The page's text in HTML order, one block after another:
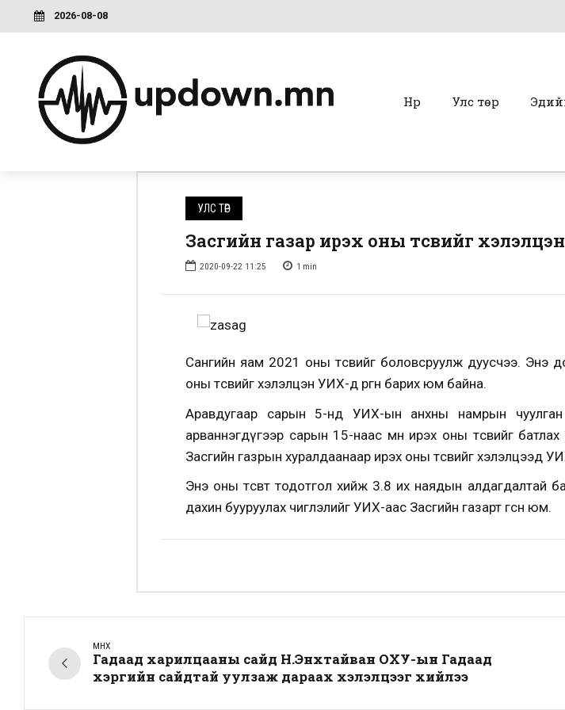
2026-08-08
Нүүр Улс төр
УЛС ТӨР
Засгийн газар ирэх оны төсвийг
2020-09-22 11:25 1 min
Сангийн яам 2021 оны төсвийг боловсруулж дуусчээ. Энэ
оны төсвийг хэлэлцэн УИХ-д өргөн барих юм байна.
Аравдугаар сарын 5-нд УИХ-ын анхны намрын
арваннэгдүгээр сарын 15-наас өмнө ирэх оны төсвийг
Засгийн газрын хуралдаанаар ирэх оны төсвийг хэлэлцээд
Энэ оны төсөвт тодотгол хийж 3.8 их наядын алдагдалтай
дахин бууруулах чиглэлийг УИХ-аас Засгийн газарт өгсөн юм.
ӨМНӨХ
Гадаад харилцааны сайд Н.Энхтайван ОХУ-ын Гадаад
хэргийн сайдтай уулзаж дараах хэлэлцээг хийлээ